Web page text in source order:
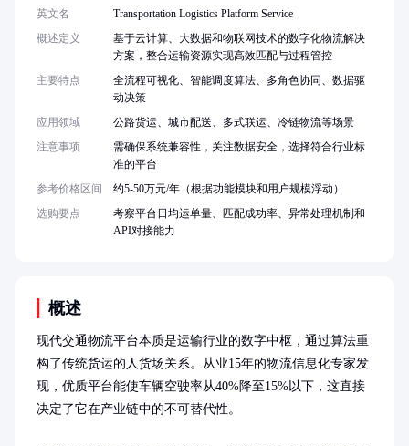
概述
现代交通物流平台本质是运输行业的数字中枢，通过算法重
构了传统货运的人货场关系。从业15年的物流信息化专家发
现，优质平台能使车辆空驶率从40%降至15%以下，这直接
决定了它在产业链中的不可替代性。
英文名
Transportation Logistics Platform Service
概述定义
基于云计算、大数据和物联网技术的数字化物流解决
方案，整合运输资源实现高效匹配与过程管控
主要特点
全流程可视化、智能调度算法、多角色协同、数据驱
动决策
应用领域
公路货运、城市配送、多式联运、冷链物流等场景
注意事项
需确保系统兼容性，关注数据安全，选择符合行业标
准的平台
参考价格区间
约5-50万元/年（根据功能模块和用户规模浮动）
选购要点
考察平台日均运单量、匹配成功率、异常处理机制和
API对接能力